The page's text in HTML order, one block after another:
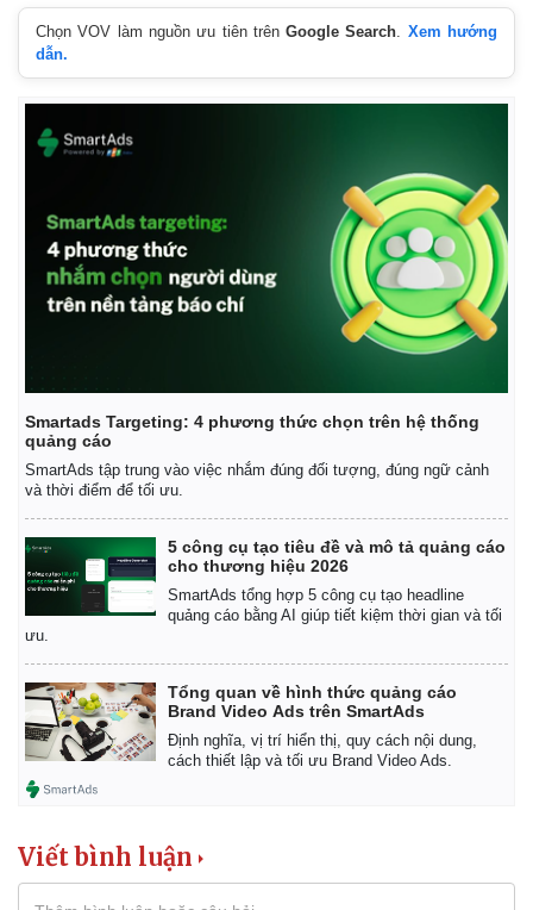
Chọn VOV làm nguồn ưu tiên trênGoogle Search
Xem hướng
dẫn.
Smartads Targeting: 4 phương thức chọn trên hệ thống
quảng cáo
SmartAds tập trung vào việc nhắm đúng đối tượng, đúng ngữ cảnh
và thời điểm để tối ưu.
5 công cụ tạo tiêu đề và mô tả quảng cáo
cho thương hiệu 2026
SmartAds tổng hợp 5 công cụ tạo headline
quảng cáo bằng AI giúp tiết kiệm thời gian và tối
ưu.
Tổng quan về hình thức quảng cáo
Brand Video Ads trên SmartAds
Định nghĩa, vị trí hiển thị, quy cách nội dung,
cách thiết lập và tối ưu Brand Video Ads.
Viết bình luận